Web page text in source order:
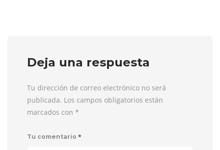
Deja una respuesta
Tu dirección de correo electrónico no será
publicada. Los campos obligatorios están
marcados con *
Tu comentario *